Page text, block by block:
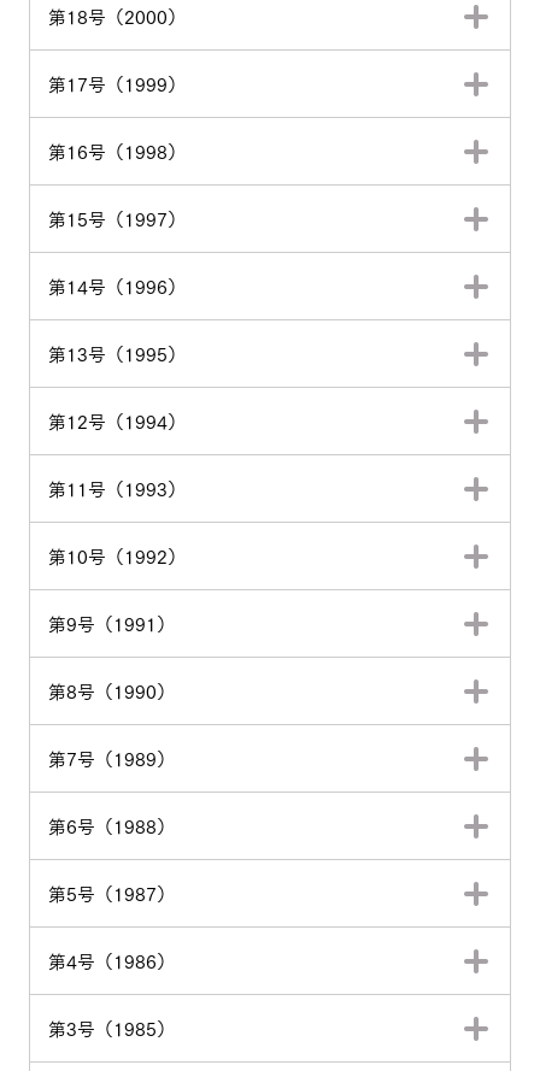
第18号（2000）
第17号（1999）
第16号（1998）
第15号（1997）
第14号（1996）
第13号（1995）
第12号（1994）
第11号（1993）
第10号（1992）
第9号（1991）
第8号（1990）
第7号（1989）
第6号（1988）
第5号（1987）
第4号（1986）
第3号（1985）